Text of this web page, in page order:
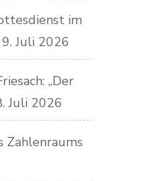
im
9. Juli 2026
„Der
Juli 2026
Zahlenraums